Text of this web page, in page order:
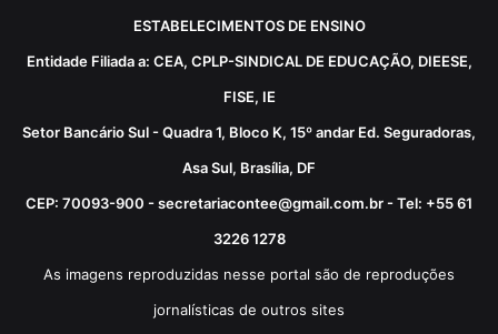
ESTABELECIMENTOS DE ENSINO
Entidade Filiada a: CEA, CPLP-SINDICAL DE EDUCAÇÃO, DIEESE,
FISE, IE
Setor Bancário Sul - Quadra 1, Bloco K, 15º andar Ed. Seguradoras,
Asa Sul, Brasília, DF
CEP: 70093-900 - secretariacontee@gmail.com.br - Tel: +55 61
3226 1278
As imagens reproduzidas nesse portal são de reproduções
jornalísticas de outros sites